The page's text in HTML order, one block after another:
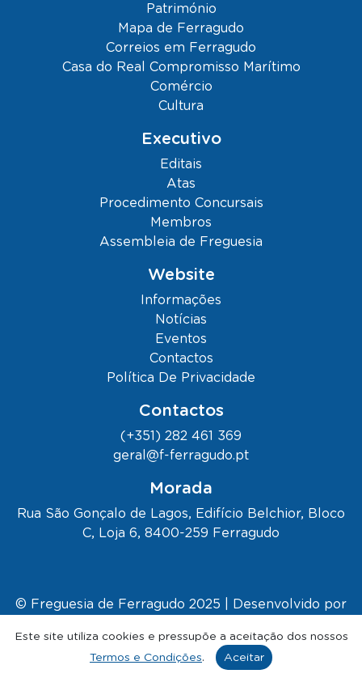
Património
Mapa de Ferragudo
Correios em Ferragudo
Casa do Real Compromisso Marítimo
Comércio
Cultura
Executivo
Editais
Atas
Procedimento Concursais
Membros
Assembleia de Freguesia
Website
Informações
Notícias
Eventos
Contactos
Política De Privacidade
Contactos
(+351) 282 461 369
geral@f-ferragudo.pt
Morada
Rua São Gonçalo de Lagos, Edifício Belchior, Bloco
C, Loja 6, 8400-259 Ferragudo
© Freguesia de Ferragudo 2025 | Desenvolvido por
Este site utiliza cookies e pressupõe a aceitação dos nossos
Termos e Condições. Aceitar
🌊 Falar com o Ferrukas